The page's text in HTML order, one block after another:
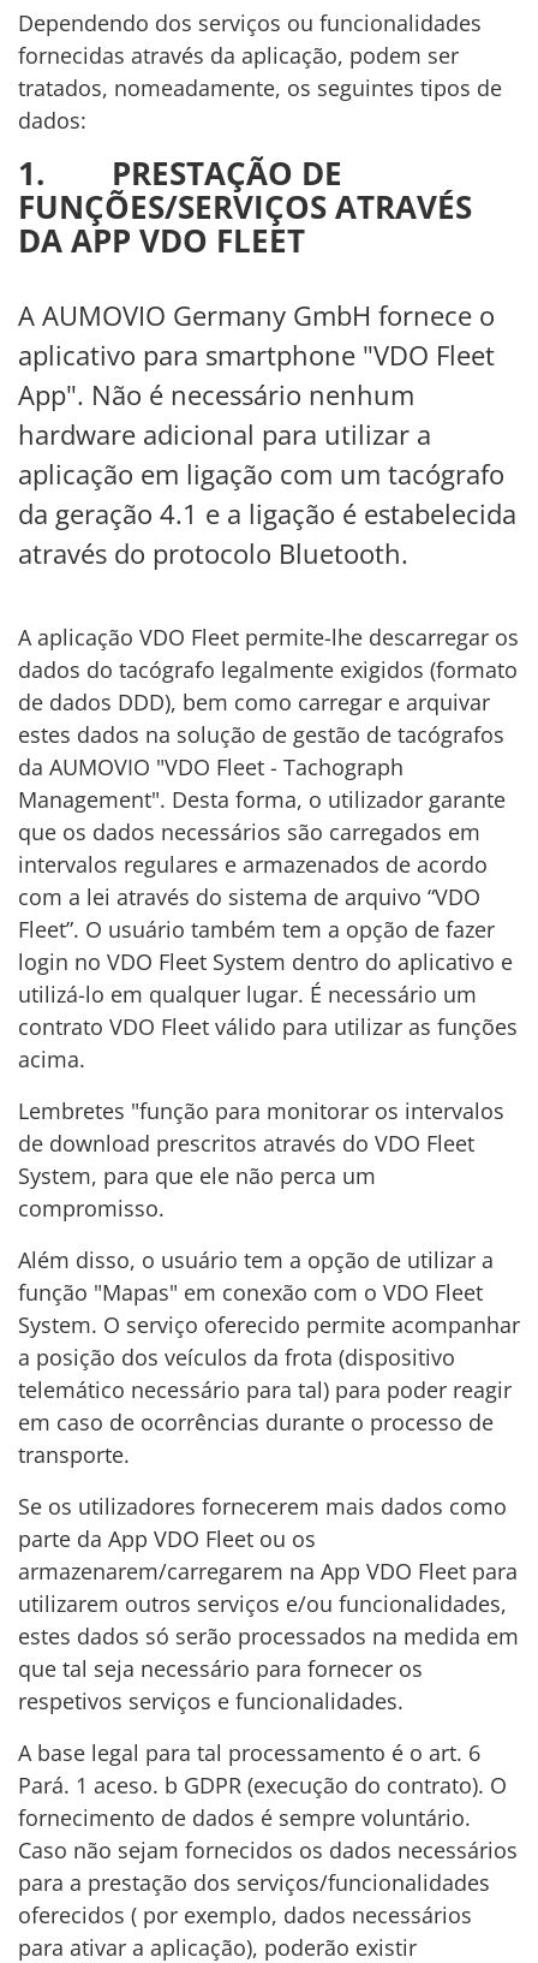
Dependendo dos serviços ou funcionalidades
fornecidas através da aplicação, podem ser
tratados, nomeadamente, os seguintes tipos de
dados:
1. PRESTAÇÃO DE
FUNÇÕES/SERVIÇOS ATRAVÉS
DA APP VDO FLEET
A AUMOVIO Germany GmbH fornece o
aplicativo para smartphone "VDO Fleet
App". Não é necessário nenhum
hardware adicional para utilizar a
aplicação em ligação com um tacógrafo
da geração 4.1 e a ligação é estabelecida
através do protocolo Bluetooth.
A aplicação VDO Fleet permite-lhe descarregar os
dados do tacógrafo legalmente exigidos (formato
de dados DDD), bem como carregar e arquivar
estes dados na solução de gestão de tacógrafos
da AUMOVIO "VDO Fleet - Tachograph
Management". Desta forma, o utilizador garante
que os dados necessários são carregados em
intervalos regulares e armazenados de acordo
com a lei através do sistema de arquivo “VDO
Fleet”. O usuário também tem a opção de fazer
login no VDO Fleet System dentro do aplicativo e
utilizá-lo em qualquer lugar. É necessário um
contrato VDO Fleet válido para utilizar as funções
acima.
Lembretes "função para monitorar os intervalos
de download prescritos através do VDO Fleet
System, para que ele não perca um
compromisso.
Além disso, o usuário tem a opção de utilizar a
função "Mapas" em conexão com o VDO Fleet
System. O serviço oferecido permite acompanhar
a posição dos veículos da frota (dispositivo
telemático necessário para tal) para poder reagir
em caso de ocorrências durante o processo de
transporte.
Se os utilizadores fornecerem mais dados como
parte da App VDO Fleet ou os
armazenarem/carregarem na App VDO Fleet para
utilizarem outros serviços e/ou funcionalidades,
estes dados só serão processados na medida em
que tal seja necessário para fornecer os
respetivos serviços e funcionalidades.
A base legal para tal processamento é o art. 6
Pará. 1 aceso. b GDPR (execução do contrato). O
fornecimento de dados é sempre voluntário.
Caso não sejam fornecidos os dados necessários
para a prestação dos serviços/funcionalidades
oferecidos ( por exemplo, dados necessários
para ativar a aplicação), poderão existir